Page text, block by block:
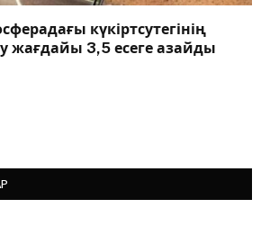
күкіртсутегінің
жағдайы 3,5 есеге азайды